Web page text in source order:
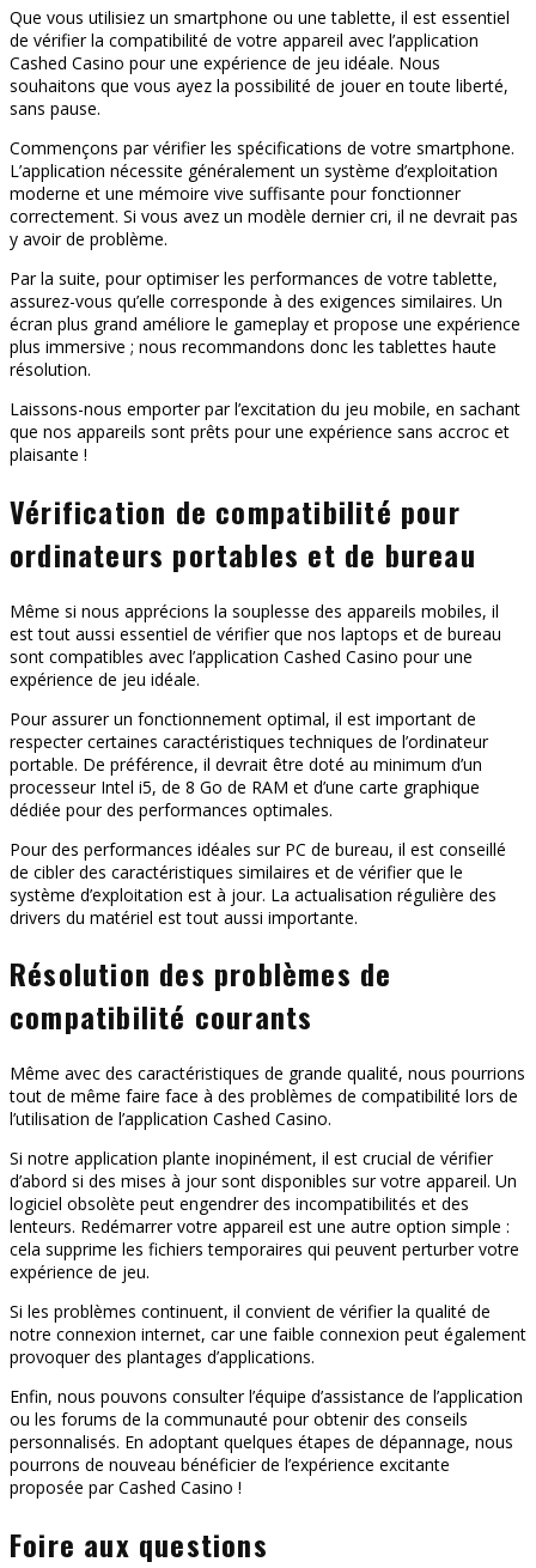
Que vous utilisiez un smartphone ou une tablette, il est essentiel
de vérifier la compatibilité de votre appareil avec l’application
Cashed Casino pour une expérience de jeu idéale. Nous
souhaitons que vous ayez la possibilité de jouer en toute liberté,
sans pause.
Commençons par vérifier les spécifications de votre smartphone.
L’application nécessite généralement un système d’exploitation
moderne et une mémoire vive suffisante pour fonctionner
correctement. Si vous avez un modèle dernier cri, il ne devrait pas
y avoir de problème.
Par la suite, pour optimiser les performances de votre tablette,
assurez-vous qu’elle corresponde à des exigences similaires. Un
écran plus grand améliore le gameplay et propose une expérience
plus immersive ; nous recommandons donc les tablettes haute
résolution.
Laissons-nous emporter par l’excitation du jeu mobile, en sachant
que nos appareils sont prêts pour une expérience sans accroc et
plaisante !
Vérification de compatibilité pour
ordinateurs portables et de bureau
Même si nous apprécions la souplesse des appareils mobiles, il
est tout aussi essentiel de vérifier que nos laptops et de bureau
sont compatibles avec l’application Cashed Casino pour une
expérience de jeu idéale.
Pour assurer un fonctionnement optimal, il est important de
respecter certaines caractéristiques techniques de l’ordinateur
portable. De préférence, il devrait être doté au minimum d’un
processeur Intel i5, de 8 Go de RAM et d’une carte graphique
dédiée pour des performances optimales.
Pour des performances idéales sur PC de bureau, il est conseillé
de cibler des caractéristiques similaires et de vérifier que le
système d’exploitation est à jour. La actualisation régulière des
drivers du matériel est tout aussi importante.
Résolution des problèmes de
compatibilité courants
Même avec des caractéristiques de grande qualité, nous pourrions
tout de même faire face à des problèmes de compatibilité lors de
l’utilisation de l’application Cashed Casino.
Si notre application plante inopinément, il est crucial de vérifier
d’abord si des mises à jour sont disponibles sur votre appareil. Un
logiciel obsolète peut engendrer des incompatibilités et des
lenteurs. Redémarrer votre appareil est une autre option simple :
cela supprime les fichiers temporaires qui peuvent perturber votre
expérience de jeu.
Si les problèmes continuent, il convient de vérifier la qualité de
notre connexion internet, car une faible connexion peut également
provoquer des plantages d’applications.
Enfin, nous pouvons consulter l’équipe d’assistance de l’application
ou les forums de la communauté pour obtenir des conseils
personnalisés. En adoptant quelques étapes de dépannage, nous
pourrons de nouveau bénéficier de l’expérience excitante
proposée par Cashed Casino !
Foire aux questions